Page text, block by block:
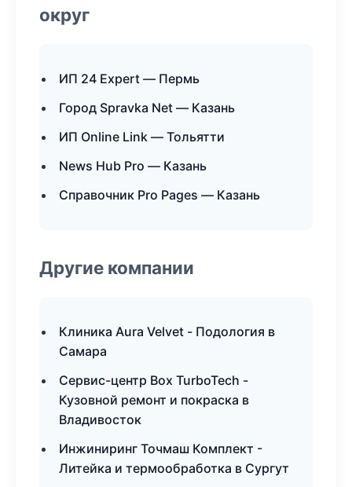
округ
ИП 24 Expert — Пермь
Город Spravka Net — Казань
ИП Online Link — Тольятти
News Hub Pro — Казань
Справочник Pro Pages — Казань
Другие компании
Клиника Aura Velvet - Подология в
Самара
Сервис-центр Box TurboTech -
Кузовной ремонт и покраска в
Владивосток
Инжиниринг Точмаш Комплект -
Литейка и термообработка в Сургут